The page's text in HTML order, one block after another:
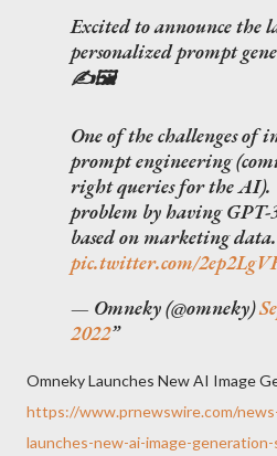
Excited to announce the
personalized prompt
✍️🖼️
One of the challenges of
prompt engineering
right queries for the AI).
problem by having GPT-
based on marketing
pic.twitter.com/
— Omneky (@omneky)
2022
Omneky Launches New AI Image
https://www.prnewswire.com/
launches-new-ai-image-